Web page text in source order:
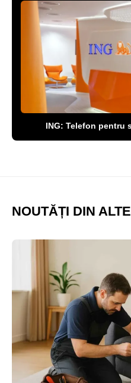
ING: Telefon pentru
NOUTĂȚI DIN